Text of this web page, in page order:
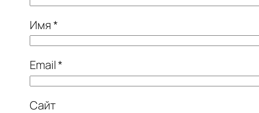
Имя*
Email*
Сайт